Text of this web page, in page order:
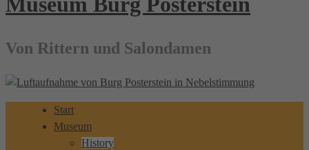
Von Rittern und Salondamen
Start
Museum
History